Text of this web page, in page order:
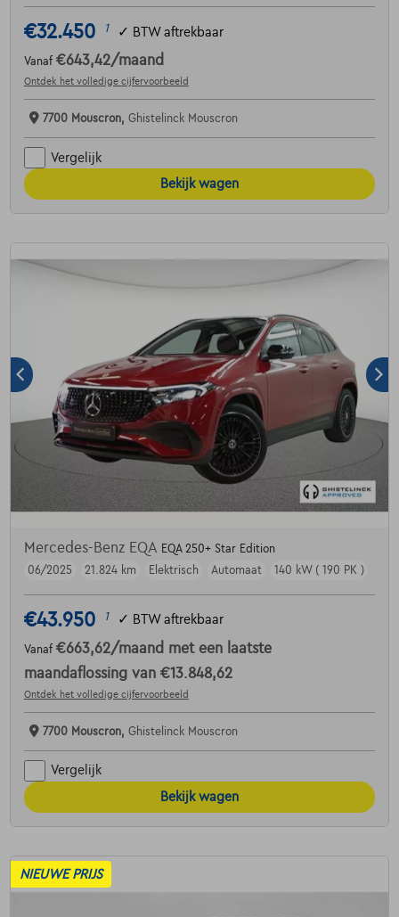
€32.450 1 ✓ BTW aftrekbaar
Vanaf €643,42/maand
Ontdek het volledige cijfervoorbeeld
7700 Mouscron, Ghistelinck Mouscron
Vergelijk
Bekijk wagen
Mercedes-Benz EQA EQA 250+ Star Edition
06/2025
21.824 km Elektrisch Automaat 140 kW ( 190 PK )
€43.950 1 ✓ BTW aftrekbaar
Vanaf €663,62/maand met een laatste
maandaflossing van €13.848,62
Ontdek het volledige cijfervoorbeeld
7700 Mouscron, Ghistelinck Mouscron
Vergelijk
Bekijk wagen
NIEUWE PRIJS